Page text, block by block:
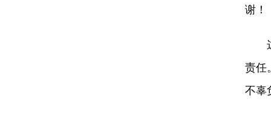
谢！
这
责任
不辜